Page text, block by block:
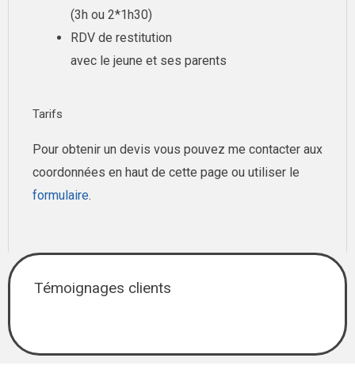
(3h ou 2*1h30)
RDV de restitution
avec le jeune et ses parents
Tarifs
Pour obtenir un devis vous pouvez me contacter aux
coordonnées en haut de cette page ou utiliser le
formulaire.
Témoignages clients